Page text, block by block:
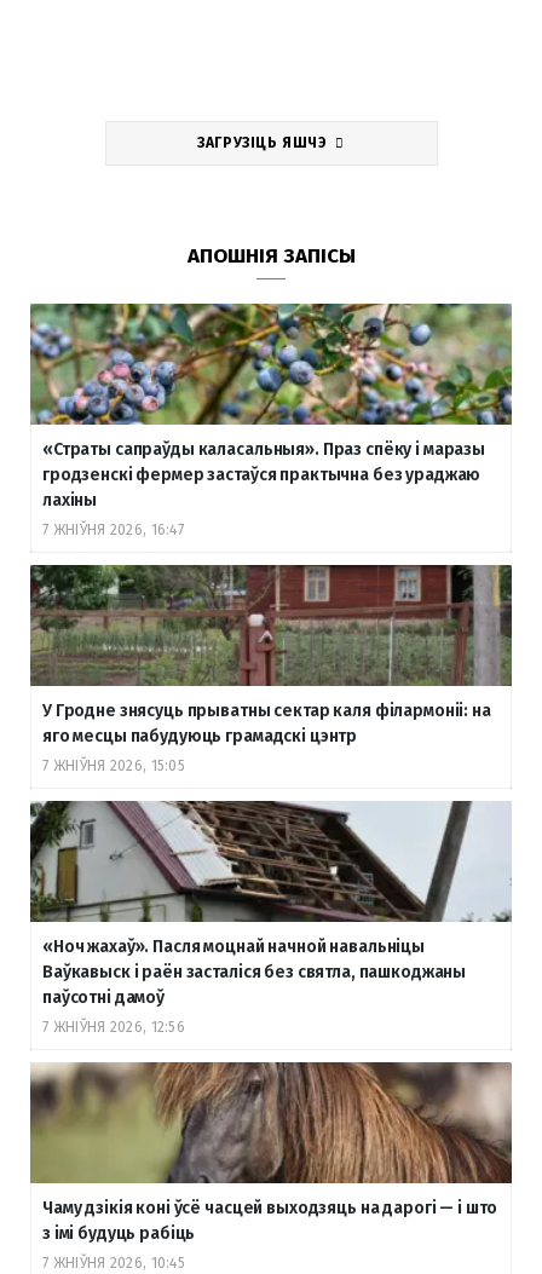
ЗАГРУЗІЦЬ ЯШЧЭ
АПОШНІЯ ЗАПІСЫ
«Страты сапраўды каласальныя». Праз спёку і маразы
гродзенскі фермер застаўся практычна без ураджаю
лахіны
7 ЖНІЎНЯ 2026, 16:47
У Гродне знясуць прыватны сектар каля філармоніі: на
яго месцы пабудуюць грамадскі цэнтр
7 ЖНІЎНЯ 2026, 15:05
«Ноч жахаў». Пасля моцнай начной навальніцы
Ваўкавыск і раён засталіся без святла, пашкоджаны
паўсотні дамоў
7 ЖНІЎНЯ 2026, 12:56
Чаму дзікія коні ўсё часцей выходзяць на дарогі — і што
з імі будуць рабіць
7 ЖНІЎНЯ 2026, 10:45